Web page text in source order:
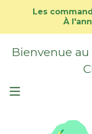
Les
À
Bienvenue